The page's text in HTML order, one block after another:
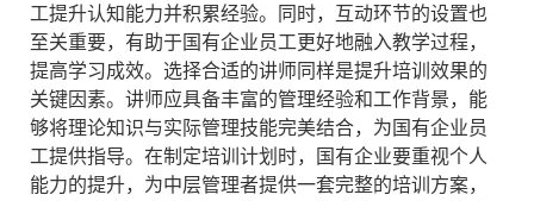
工提升认知能力并积累经验。同时，互动环节的设置也
至关重要，有助于国有企业员工更好地融入教学过程，
提高学习成效。选择合适的讲师同样是提升培训效果的
关键因素。讲师应具备丰富的管理经验和工作背景，能
够将理论知识与实际管理技能完美结合，为国有企业员
工提供指导。在制定培训计划时，国有企业要重视个人
能力的提升，为中层管理者提供一套完整的培训方案，